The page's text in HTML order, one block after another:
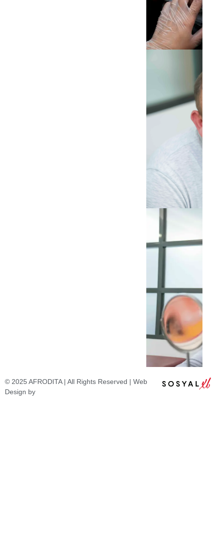
© 2025 AFRODITA | All Rights Reserved | Web
Design by